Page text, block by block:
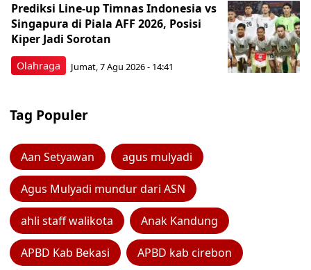
Olahraga
Prediksi Line-up Timnas Indonesia vs
Singapura di Piala AFF 2026, Posisi
Kiper Jadi Sorotan
Jumat, 7 Agu 2026 - 14:41
Tag Populer
Aan Setyawan agus mulyadi
Agus Mulyadi mundur dari ASN
ahli staff walikota Anak Kandung
APBD Kab Bekasi APBD kab cirebon